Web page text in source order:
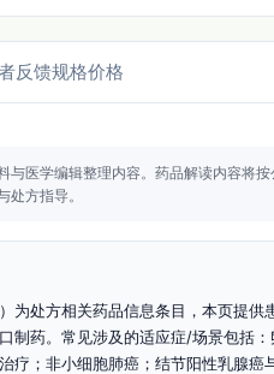
反馈规格价格
与医学编辑整理内容。 药品解读内容将按
处方指导。
为处方相关药品信息条目，本页提供
制药。常见涉及的适应症/场景包括
疗；非小细胞肺癌；结节阳性乳腺癌